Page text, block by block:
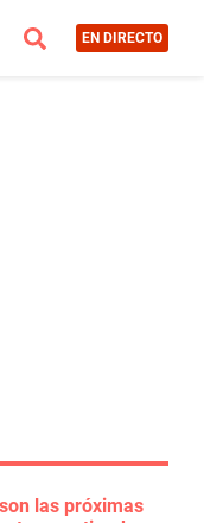
EN DIRECTO
las próximas